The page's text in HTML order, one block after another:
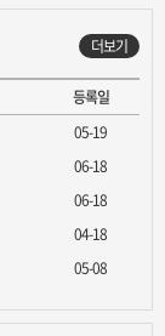
더보기
등록일
05-19
06-18
06-18
04-18
05-08